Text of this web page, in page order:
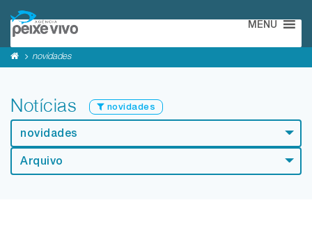
MENU
novidades
Notícias novidades
novidades
Arquivo